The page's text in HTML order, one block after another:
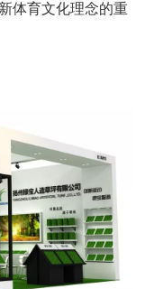
体育文化理念的重